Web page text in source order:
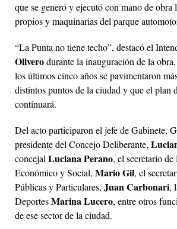
que se generó y ejecutó con mano de obra
propios y maquinarias del parque
“La Punta no tiene techo”, destacó el
Oliverodurante la inauguración de la
los últimos cinco años se pavimentaron
distintos puntos de la ciudad y que el plan
continuará.
Del acto participaron el jefe de Gabinete,
presidente del Concejo Deliberante,
concejalLuciana Perano, el secretario
Económico y Social, Mario Gil, el
Públicas y Particulares, Juan Carbonari,
DeportesMarina Lucero, entre otros
de ese sector de la ciudad.